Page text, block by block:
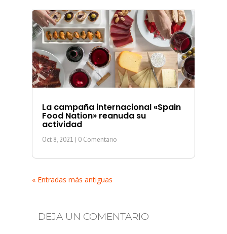
La campaña internacional «Spain
Food Nation» reanuda su
actividad
Oct 8, 2021 | 0 Comentario
« Entradas más antiguas
DEJA UN COMENTARIO